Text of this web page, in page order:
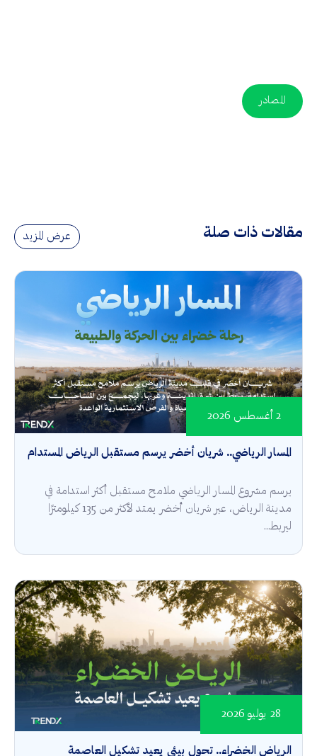
المصادر
مقالات ذات صلة عرض المزيد
المسار الرياضي.. شريان أخضر يرسم مستقبل الرياض المستدام
2 أغسطس 2026
يرسم مشروع المسار الرياضي ملامح مستقبل أكثر استدامة في
مدينة الرياض، عبر شريان أخضر يمتد لأكثر من 135 كيلومترًا
ليربط...
الرياض الخضراء.. تحول بيئي يعيد تشكيل العاصمة
28 يوليو 2026